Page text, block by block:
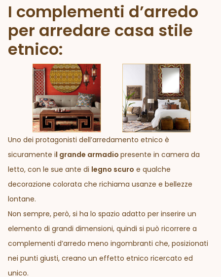
I complementi d’arredo
per arredare casa stile
etnico:
Uno dei protagonisti dell’arredamento etnico è
sicuramente il grande armadio presente in camera da
letto, con le sue ante di legno scuro e qualche
decorazione colorata che richiama usanze e bellezze
lontane.
Non sempre, però, si ha lo spazio adatto per inserire un
elemento di grandi dimensioni, quindi si può ricorrere a
complementi d’arredo meno ingombranti che, posizionati
nei punti giusti, creano un effetto etnico ricercato ed
unico.